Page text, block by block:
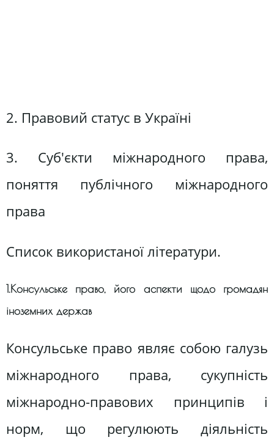
2. Правовий статус в Україні
3. Суб'єкти міжнародного права,
поняття публічного міжнародного
права
Список використаної літератури.
1.Консульське право, його аспекти щодо громадян
іноземних держав
Консульське право являє собою галузь
міжнародного права, сукупність
міжнародно-правових принципів і
норм, що регулюють діяльність